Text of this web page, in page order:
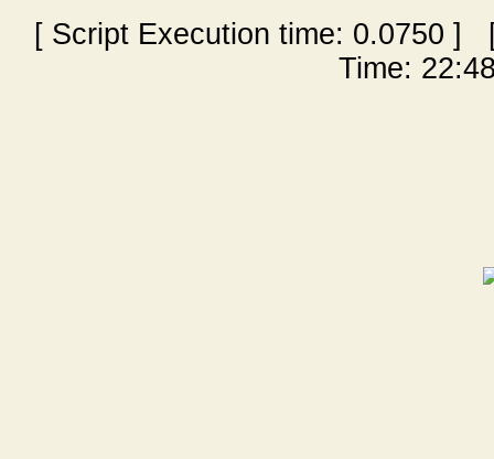
[ Script Execution time: 0.0750 ] [
Time: